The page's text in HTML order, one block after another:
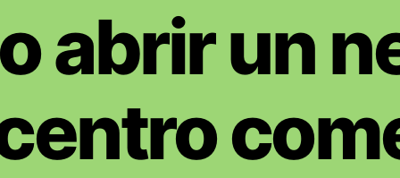
abrir un